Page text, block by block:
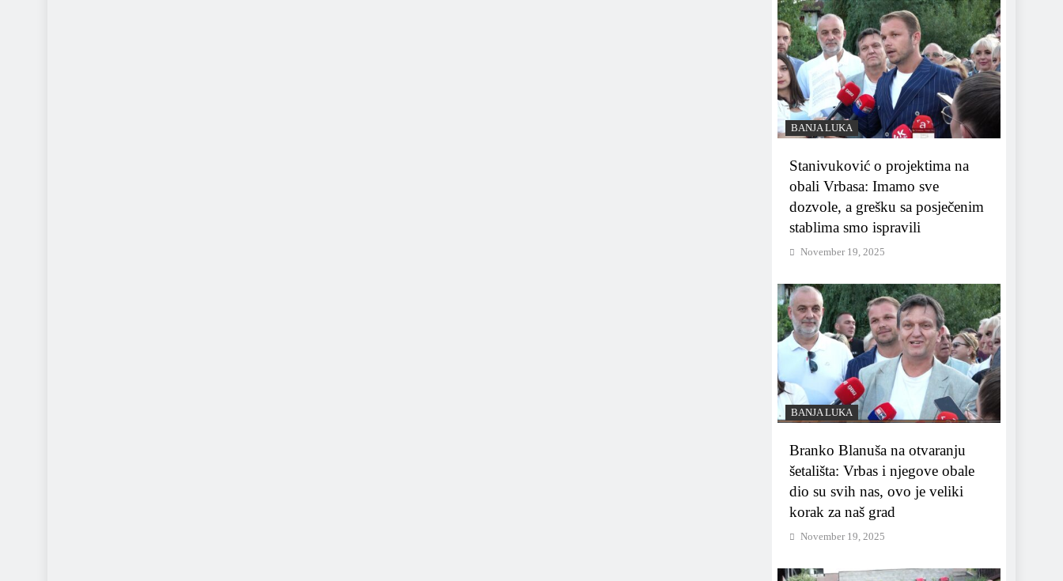
BANJA LUKA
Stanivuković o projektima na
obali Vrbasa: Imamo sve
dozvole, a grešku sa posječenim
stablima smo ispravili
November 19, 2025
BANJA LUKA
Branko Blanuša na otvaranju
šetališta: Vrbas i njegove obale
dio su svih nas, ovo je veliki
korak za naš grad
November 19, 2025